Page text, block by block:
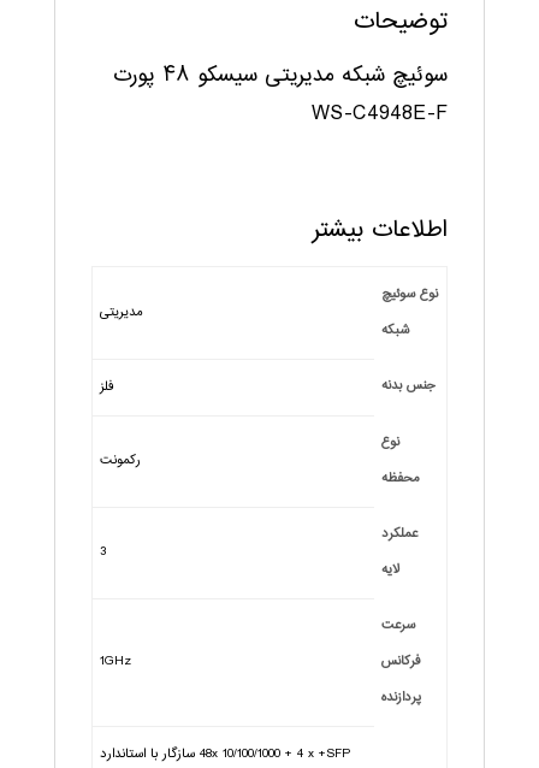
توضیحات
سوئیچ شبکه مدیریتی سیسکو ۴۸ پورت
WS-C4948E-F
اطلاعات بیشتر
نوع سوئیچ
شبکه
مدیریتی
جنس بدنه فلز
نوع
محفظه
رکمونت
عملکرد
لایه
3
سرعت
فرکانس
پردازنده
1GHz
48x 10/100/1000 + 4 x +SFP سازگار با استاندارد